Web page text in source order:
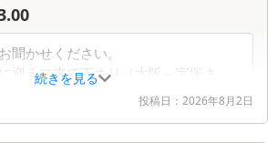
続きを見る
かせください。
迎えに来て下さり（大阪～宝塚ま
ごろまでの対応に感謝申し上げま
投稿日： 2026年8月2日